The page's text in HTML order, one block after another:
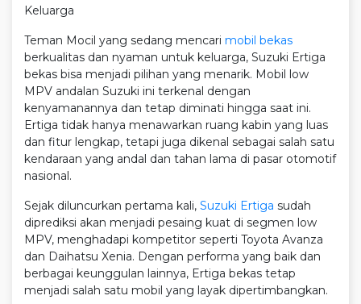
Teman Mocil yang sedang mencari mobil bekas
berkualitas dan nyaman untuk keluarga, Suzuki Ertiga
bekas bisa menjadi pilihan yang menarik. Mobil low
MPV andalan Suzuki ini terkenal dengan
kenyamanannya dan tetap diminati hingga saat ini.
Ertiga tidak hanya menawarkan ruang kabin yang luas
dan fitur lengkap, tetapi juga dikenal sebagai salah satu
kendaraan yang andal dan tahan lama di pasar otomotif
nasional.
Sejak diluncurkan pertama kali, Suzuki Ertiga sudah
diprediksi akan menjadi pesaing kuat di segmen low
MPV, menghadapi kompetitor seperti Toyota Avanza
dan Daihatsu Xenia. Dengan performa yang baik dan
berbagai keunggulan lainnya, Ertiga bekas tetap
menjadi salah satu mobil yang layak dipertimbangkan.